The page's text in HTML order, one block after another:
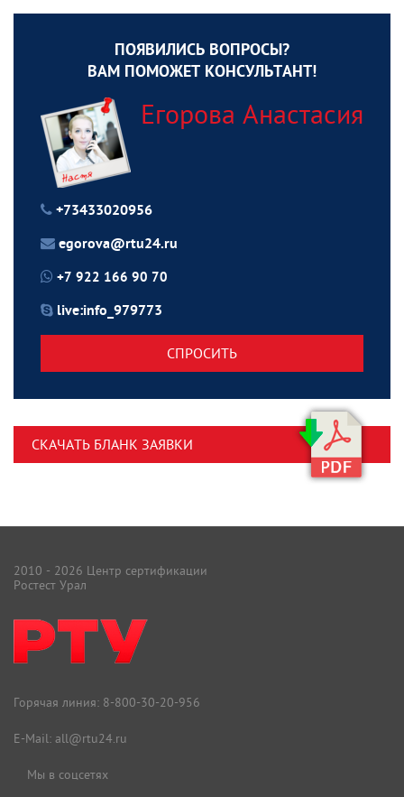
ПОЯВИЛИСЬ ВОПРОСЫ?
ВАМ ПОМОЖЕТ КОНСУЛЬТАНТ!
Егорова Анастасия
+73433020956
egorova@rtu24.ru
+7 922 166 90 70
live:info_979773
СПРОСИТЬ
СКАЧАТЬ БЛАНК ЗАЯВКИ
2010 - 2026 Центр сертификации
Ростест Урал
Горячая линия: 8-800-30-20-956
E-Mail: all@rtu24.ru
Мы в соцсетях